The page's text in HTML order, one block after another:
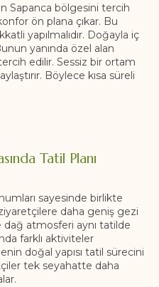
Sapanca bölgesini tercih
ön plana çıkar. Bu
yapılmalıdır. Doğayla iç
yanında özel alan
edilir. Sessiz bir ortam
Böylece kısa süreli
Tatil Planı
sayesinde birlikte
daha geniş gezi
dağ atmosferi aynı tatilde
farklı aktiviteler
doğal yapısı tatil sürecini
tek seyahatte daha